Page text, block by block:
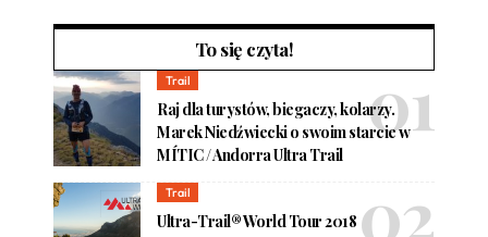
To się czyta!
Trail
Raj dla turystów, biegaczy, kolarzy.
Marek Niedźwiecki o swoim starcie w
MÍTIC / Andorra Ultra Trail
Trail
Ultra-Trail® World Tour 2018